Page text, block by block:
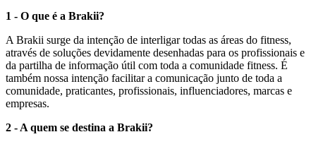
1 - O que é a Brakii?
A Brakii surge da intenção de interligar todas as áreas do fitness,
através de soluções devidamente desenhadas para os profissionais e
da partilha de informação útil com toda a comunidade fitness. É
também nossa intenção facilitar a comunicação junto de toda a
comunidade, praticantes, profissionais, influenciadores, marcas e
empresas.
2 - A quem se destina a Brakii?